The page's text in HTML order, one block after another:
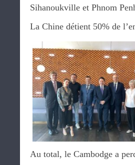
Sihanoukville et Phnom
La Chine détient 50% de
Au total, le Cambodge a